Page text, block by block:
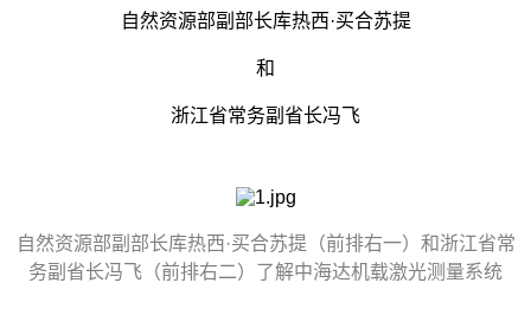
自然资源部副部长库热西·买合苏提
和
浙江省常务副省长冯飞
自然资源部副部长库热西·买合苏提（前排右一）和浙江省常
务副省长冯飞（前排右二）了解中海达机载激光测量系统